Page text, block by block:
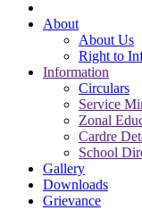
About
About Us
Right to
Information
Circulars
Service
Zonal
Cardre
School
Gallery
Downloads
Grievance